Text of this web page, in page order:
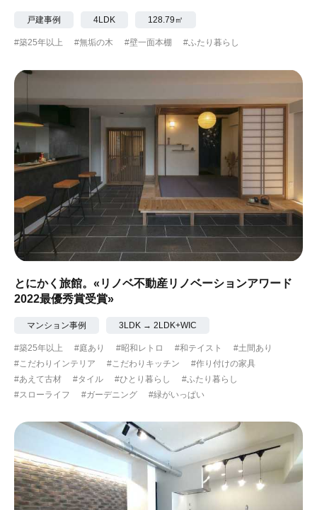
#ふたり暮らし #子育てに優しい
#スローライフ #自宅で仕事 #ペットと暮らす
#眺望最高 #水辺の住まい #緑がいっぱい
戸建事例 4LDK 128.79㎡
#築25年以上 #無垢の木 #壁一面本棚 #ふたり暮らし
とにかく旅館。«リノベ不動産リノベーションアワード
2022最優秀賞受賞»
マンション事例 3LDK → 2LDK+WIC
#築25年以上 #庭あり #昭和レトロ #和テイスト
#土間あり
#こだわりインテリア
#こだわりキッチン
#作り付けの家具
#あえて古材
#タイル #ひとり暮らし
#ふたり暮らし
#スローライフ
#ガーデニング #緑がいっぱい